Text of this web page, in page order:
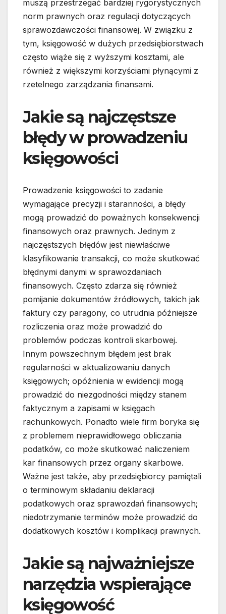
muszą przestrzegać bardziej rygorystycznych
norm prawnych oraz regulacji dotyczących
sprawozdawczości finansowej. W związku z
tym, księgowość w dużych przedsiębiorstwach
często wiąże się z wyższymi kosztami, ale
również z większymi korzyściami płynącymi z
rzetelnego zarządzania finansami.
Jakie są najczęstsze
błędy w prowadzeniu
księgowości
Prowadzenie księgowości to zadanie
wymagające precyzji i staranności, a błędy
mogą prowadzić do poważnych konsekwencji
finansowych oraz prawnych. Jednym z
najczęstszych błędów jest niewłaściwe
klasyfikowanie transakcji, co może skutkować
błędnymi danymi w sprawozdaniach
finansowych. Często zdarza się również
pomijanie dokumentów źródłowych, takich jak
faktury czy paragony, co utrudnia późniejsze
rozliczenia oraz może prowadzić do
problemów podczas kontroli skarbowej.
Innym powszechnym błędem jest brak
regularności w aktualizowaniu danych
księgowych; opóźnienia w ewidencji mogą
prowadzić do niezgodności między stanem
faktycznym a zapisami w księgach
rachunkowych. Ponadto wiele firm boryka się
z problemem nieprawidłowego obliczania
podatków, co może skutkować naliczeniem
kar finansowych przez organy skarbowe.
Ważne jest także, aby przedsiębiorcy pamiętali
o terminowym składaniu deklaracji
podatkowych oraz sprawozdań finansowych;
niedotrzymanie terminów może prowadzić do
dodatkowych kosztów i komplikacji prawnych.
Jakie są najważniejsze
narzędzia wspierające
księgowość